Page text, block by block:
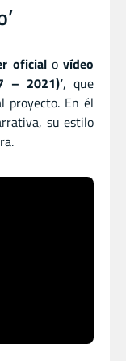
oficialo vídeo
– 2021)’, que
proyecto. En él
su estilo